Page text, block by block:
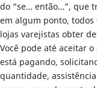
do “se… então…”, que
em algum ponto, todos
lojas varejistas obter
Você pode até aceitar
está pagando,
quantidade,